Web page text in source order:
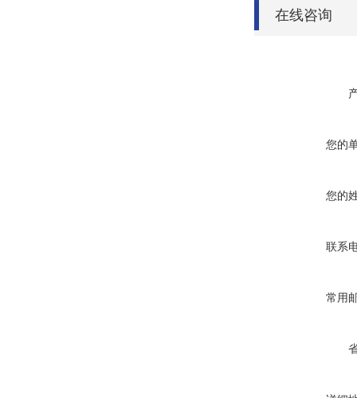
在线咨询
您的
您的
联系
常用